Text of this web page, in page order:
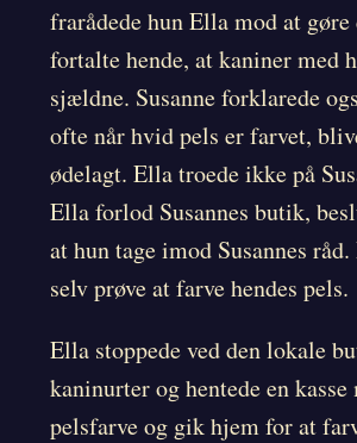
frarådede hun Ella mod at
fortalte hende, at kaniner med
sjældne. Susanne forklarede
ofte når hvid pels er farvet,
ødelagt. Ella troede ikke på
Ella forlod Susannes butik,
at hun tage imod Susannes
selv prøve at farve hendes pels.
Ella stoppede ved den lokale
kaninurter og hentede en kasse
pelsfarve og gik hjem for at